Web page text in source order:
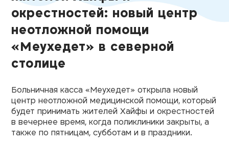
окрестностей: новый центр
неотложной помощи
«Меухедет» в северной
столице
Больничная касса «Меухедет» открыла новый
центр неотложной медицинской помощи, который
будет принимать жителей Хайфы и окрестностей
в вечернее время, когда поликлиники закрыты, а
также по пятницам, субботам и в праздники.